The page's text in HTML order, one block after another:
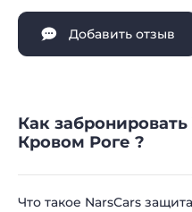
Добавить отзыв
Как
Кровом Роге ?
Что такое NarsCars